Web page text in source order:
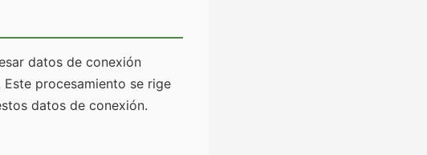
datos de conexión
procesamiento se rige
datos de conexión.